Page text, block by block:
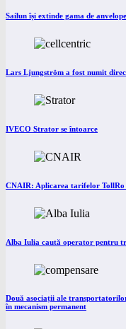
Sailun își extinde gama de
Lars Ljungström a fost numit
IVECO Strator se întoarce
CNAIR: Aplicarea tarifelor TollRo
Alba Iulia caută operator pentru
Două asociații ale
în mecanism permanent